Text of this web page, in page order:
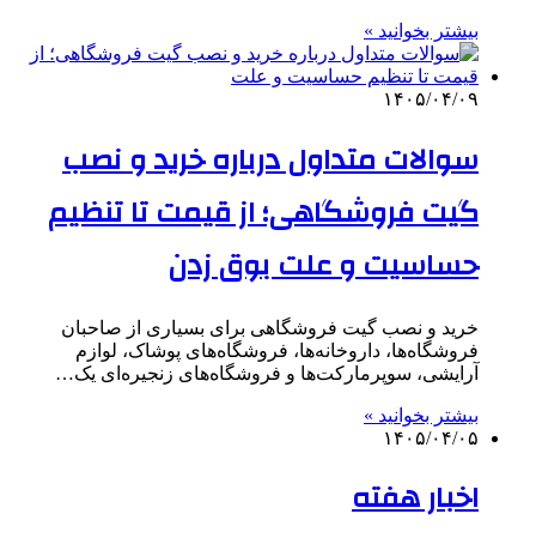
بیشتر بخوانید »
۱۴۰۵/۰۴/۰۹
سوالات متداول درباره خرید و نصب
گیت فروشگاهی؛ از قیمت تا تنظیم
حساسیت و علت بوق زدن
خرید و نصب گیت فروشگاهی برای بسیاری از صاحبان
فروشگاه‌ها، داروخانه‌ها، فروشگاه‌های پوشاک، لوازم
آرایشی، سوپرمارکت‌ها و فروشگاه‌های زنجیره‌ای یک…
بیشتر بخوانید »
۱۴۰۵/۰۴/۰۵
اخبار هفته